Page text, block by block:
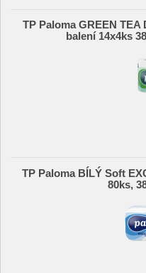
TP Paloma GREEN
balení 14x4ks
TP Paloma BÍLÝ Soft
80ks,